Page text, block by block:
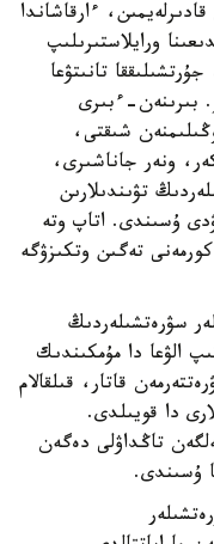
ءارقاشاندا
الماتى قالاسىنىڭ 1000 جىلدىعىنا ورايلاستىرىلىپ
تانىتۋعا
بىرىنەن-ءبىرى
شىقتى،
ونەر جاناشىرى،
تۋىندىلارىن
ۇسىندى. اتاپ وتە
تەگىن وتكىزۋگە
سۋرەتشىلەردىڭ
الۋعا دا مۇمكىندىك
قاتار، قىلقالام
دا قويىلدى.
تاڭداۋلى دەگەن
ۇسىندى.